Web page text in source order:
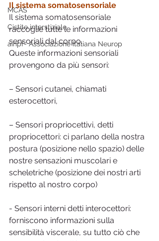
MCAS
Cistite interstiziale
ainpf- Associazione Italiana Neurop
Il sistema somatosensoriale
Il sistema somatosensoriale
raccoglie tutte le informazioni
sensoriali dal corpo.
Queste informazioni sensoriali
provengono da più sensori:
– Sensori cutanei, chiamati
esterocettori,
– Sensori propriocettivi, detti
propriocettori: ci parlano della nostra
postura (posizione nello spazio) delle
nostre sensazioni muscolari e
scheletriche (posizione dei nostri arti
rispetto al nostro corpo)
- Sensori interni detti interocettori:
forniscono informazioni sulla
sensibilità viscerale, su tutto ciò che